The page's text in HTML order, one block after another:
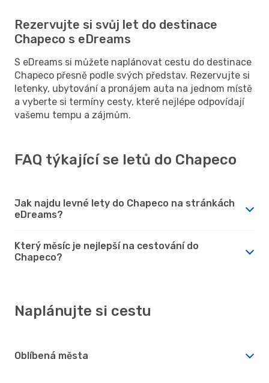
Rezervujte si svůj let do destinace
Chapeco s eDreams
S eDreams si můžete naplánovat cestu do destinace
Chapeco přesně podle svých představ. Rezervujte si
letenky, ubytování a pronájem auta na jednom místě
a vyberte si termíny cesty, které nejlépe odpovídají
vašemu tempu a zájmům.
FAQ týkající se letů do Chapeco
Jak najdu levné lety do Chapeco na stránkách
eDreams?
Který měsíc je nejlepší na cestování do
Chapeco?
Naplánujte si cestu
Oblíbená města